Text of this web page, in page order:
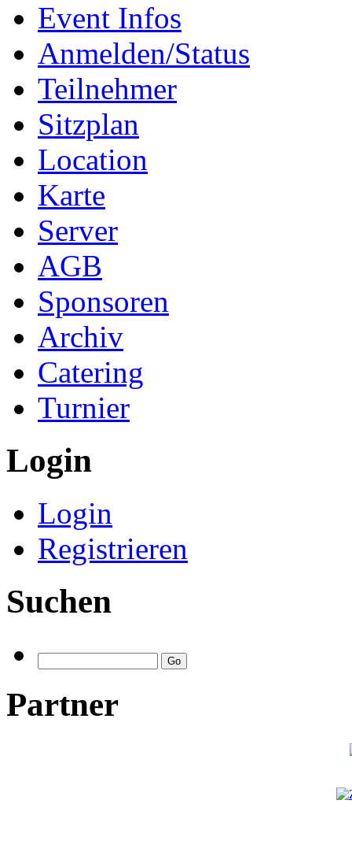
Event Infos
Anmelden/Status
Teilnehmer
Sitzplan
Location
Karte
Server
AGB
Sponsoren
Archiv
Catering
Turnier
Login
Login
Registrieren
Suchen
Partner